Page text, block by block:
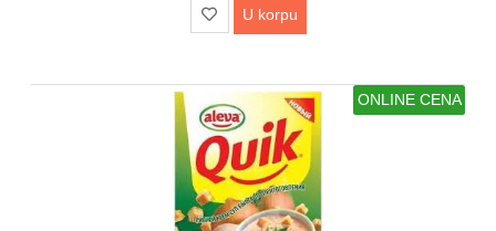
U korpu
ONLINE CENA